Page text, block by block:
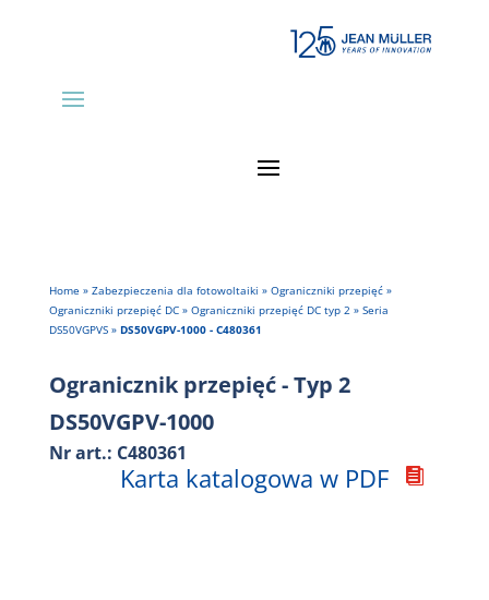
Home » Zabezpieczenia dla fotowoltaiki » Ograniczniki przepięć»
Ograniczniki przepięć DC» Ograniczniki przepięć DC typ 2» Seria
DS50VGPVS» DS50VGPV-1000 - C480361
Ogranicznik przepięć - Typ 2
DS50VGPV-1000
Nr art.: C480361

Karta katalogowa w PDF